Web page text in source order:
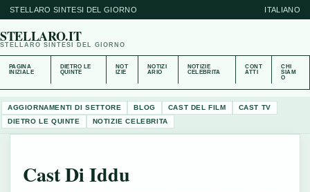
STELLARO SINTESI DEL GIORNO ITALIANO
STELLARO.IT
STELLARO SINTESI DEL GIORNO
PAGINA
INIZIALE
DIETRO LE
QUINTE
NOT
IZIE
NOTIZI
ARIO
NOTIZIE
CELEBRITA
CONT
ATTI
CHI
SIAM
O
AGGIORNAMENTI DI SETTORE BLOG CAST DEL FILM
CAST TV
DIETRO LE QUINTE
NOTIZIE CELEBRITA
Cast Di Iddu